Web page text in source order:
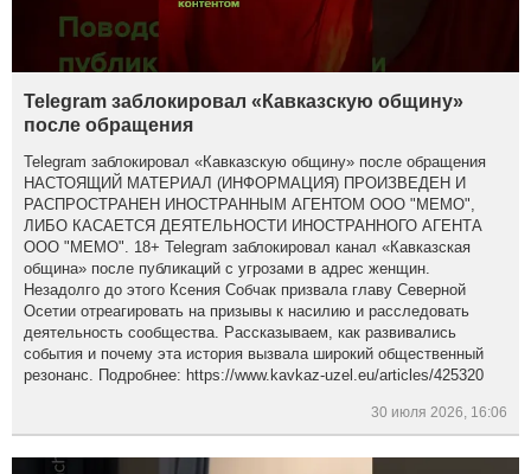
Telegram заблокировал «Кавказскую общину»
после обращения
Telegram заблокировал «Кавказскую общину» после обращения
НАСТОЯЩИЙ МАТЕРИАЛ (ИНФОРМАЦИЯ) ПРОИЗВЕДЕН И
РАСПРОСТРАНЕН ИНОСТРАННЫМ АГЕНТОМ ООО "МЕМО",
ЛИБО КАСАЕТСЯ ДЕЯТЕЛЬНОСТИ ИНОСТРАННОГО АГЕНТА
ООО "МЕМО". 18+ Telegram заблокировал канал «Кавказская
община» после публикаций с угрозами в адрес женщин.
Незадолго до этого Ксения Собчак призвала главу Северной
Осетии отреагировать на призывы к насилию и расследовать
деятельность сообщества. Рассказываем, как развивались
события и почему эта история вызвала широкий общественный
резонанс. Подробнее: https://www.kavkaz-uzel.eu/articles/425320
30 июля 2026, 16:06